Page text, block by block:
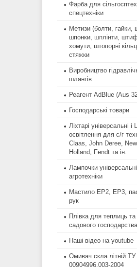
Фарба для
спецтехніки
Метизи (болти, гайки,
шпонки, шплінти,
хомути, штопорні
стяжки
Виробництво
шлангів
Реагент AdBlue (Aus
Господарські товари
Ліхтарі універсальні і
освітлення для с/г
Claas, John Deree, New
Holland, Fendt та ін.
Лампочки
агротехніки
Мастило EP2, EP3,
рук
Плівка для теплиць та
садового господарства
Наші відео на youtube
Омивач скла літній
00904996.003-2004